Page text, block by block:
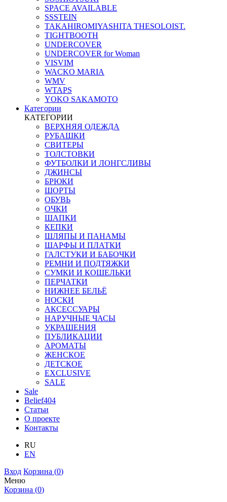
SPACE AVAILABLE
SSSTEIN
TAKAHIROMIYASHITA THESOLOIST.
TIGHTBOOTH
UNDERCOVER
UNDERCOVER for Woman
VISVIM
WACKO MARIA
WMV
WTAPS
YOKO SAKAMOTO
Категории
КАТЕГОРИИ
ВЕРХНЯЯ ОДЕЖДА
РУБАШКИ
СВИТЕРЫ
ТОЛСТОВКИ
ФУТБОЛКИ И ЛОНГСЛИВЫ
ДЖИНСЫ
БРЮКИ
ШОРТЫ
ОБУВЬ
ОЧКИ
ШАПКИ
КЕПКИ
ШЛЯПЫ И ПАНАМЫ
ШАРФЫ И ПЛАТКИ
ГАЛСТУКИ И БАБОЧКИ
РЕМНИ И ПОДТЯЖКИ
СУМКИ И КОШЕЛЬКИ
ПЕРЧАТКИ
НИЖНЕЕ БЕЛЬЁ
НОСКИ
АКСЕССУАРЫ
НАРУЧНЫЕ ЧАСЫ
УКРАШЕНИЯ
ПУБЛИКАЦИИ
АРОМАТЫ
ЖЕНСКОЕ
ДЕТСКОЕ
EXCLUSIVE
SALE
Sale
Belief404
Статьи
О проекте
Контакты
RU
EN
Вход Корзина (0)
Меню
Корзина (0)